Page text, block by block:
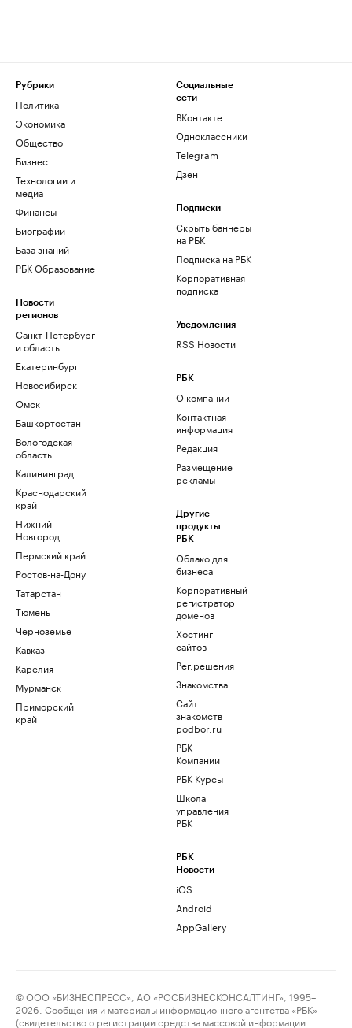
Рубрики
Политика
Экономика
Общество
Бизнес
Технологии и
медиа
Финансы
Биографии
База знаний
РБК Образование
Новости
регионов
Санкт-Петербург
и область
Екатеринбург
Новосибирск
Омск
Башкортостан
Вологодская
область
Калининград
Краснодарский
край
Нижний
Новгород
Пермский край
Ростов-на-Дону
Татарстан
Тюмень
Черноземье
Кавказ
Карелия
Мурманск
Приморский
край
Социальные
сети
ВКонтакте
Одноклассники
Telegram
Дзен
Подписки
Скрыть баннеры
на РБК
Подписка на РБК
Корпоративная
подписка
Уведомления
RSS Новости
РБК
О компании
Контактная
информация
Редакция
Размещение
рекламы
Другие
продукты
РБК
Облако для
бизнеса
Корпоративный
регистратор
доменов
Хостинг
сайтов
Рег.решения
Знакомства
Сайт
знакомств
podbor.ru
РБК
Компании
РБК Курсы
Школа
управления
РБК
РБК
Новости
iOS
Android
AppGallery
© ООО «БИЗНЕСПРЕСС», АО «РОСБИЗНЕСКОНСАЛТИНГ», 1995–
2026. Сообщения и материалы информационного агентства «РБК»
(свидетельство о регистрации средства массовой информации